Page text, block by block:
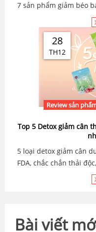
7 sản phẩm giảm béo
28
TH12
Review sản
Top 5 Detox giảm cân
5 loại detox giảm cân
FDA, chắc chắn thải
Bài viết